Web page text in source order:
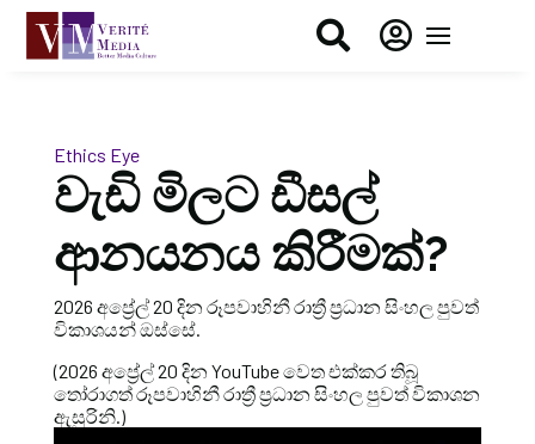
 
Ethics Eye
වැඩි මිලට ඩීසල්
ආනයනය කිරීමක්?
2026 අප්‍රේල් 20 දින රූපවාහිනී රාත්‍රී ප්‍රධාන සිංහල පුවත්
විකාශයන් ඔස්සේ.
(2026 අප්‍රේල් 20 දින YouTube වෙත එක්කර තිබූ
තෝරාගත් රූපවාහිනී රාත්‍රී ප්‍රධාන සිංහල පුවත් විකාශන
ඇසුරිනි.)